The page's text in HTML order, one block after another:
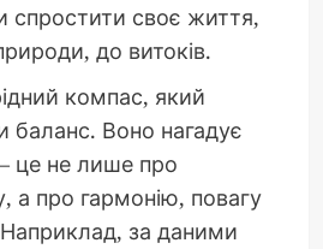
спростити своє життя,
до витоків.
компас, який
баланс. Воно нагадує
це не лише про
а про гармонію, повагу
за даними